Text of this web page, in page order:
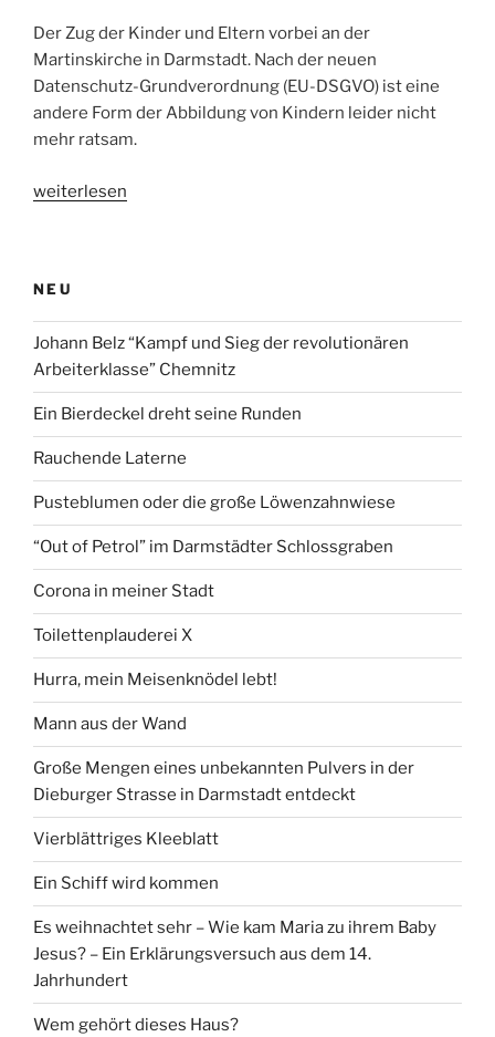
Der Zug der Kinder und Eltern vorbei an der
Martinskirche in Darmstadt. Nach der neuen
Datenschutz-Grundverordnung (EU-DSGVO) ist eine
andere Form der Abbildung von Kindern leider nicht
mehr ratsam.
„Martinsumzug“
weiterlesen
NEU
Johann Belz “Kampf und Sieg der revolutionären
Arbeiterklasse” Chemnitz
Ein Bierdeckel dreht seine Runden
Rauchende Laterne
Pusteblumen oder die große Löwenzahnwiese
“Out of Petrol” im Darmstädter Schlossgraben
Corona in meiner Stadt
Toilettenplauderei X
Hurra, mein Meisenknödel lebt!
Mann aus der Wand
Große Mengen eines unbekannten Pulvers in der
Dieburger Strasse in Darmstadt entdeckt
Vierblättriges Kleeblatt
Ein Schiff wird kommen
Es weihnachtet sehr – Wie kam Maria zu ihrem Baby
Jesus? – Ein Erklärungsversuch aus dem 14.
Jahrhundert
Wem gehört dieses Haus?